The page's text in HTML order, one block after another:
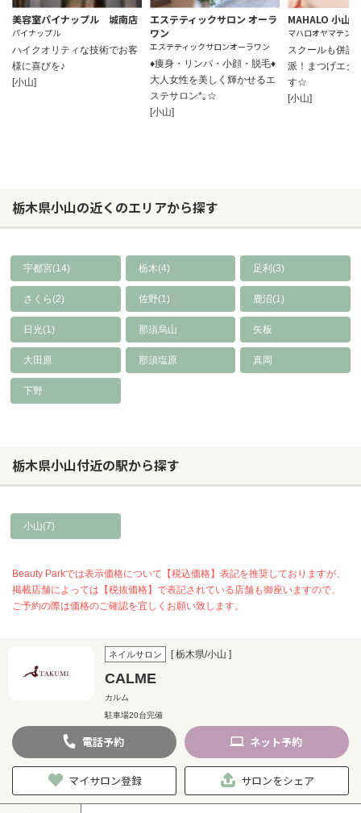
美容室パイナップル 城南店
パイナップル
ハイクオリティな技術でお客
様に喜びを♪
[小山]
エステティックサロン オーラ
ワン
エステティックサロンオーラワン
♦痩身・リンパ・小顔・脱毛♦
大人女性を美しく輝かせるエ
ステサロン*｡☆
[小山]
MAHALO 小山店
マハロオヤマテン
スクールも併設
派！まつげエク
す☆
[小山]
栃木県小山の近くのエリアから探す
宇都宮(14) 栃木(4) 足利(3)
さくら(2) 佐野(1) 鹿沼(1)
日光(1) 那須烏山 矢板
大田原 那須塩原 真岡
下野
栃木県小山付近の駅から探す
小山(7)
Beauty Parkでは表示価格について【税込価格】表記を推奨しておりますが、
掲載店舗によっては【税抜価格】で表記されている店舗も御座いますので、
ご予約の際は価格のご確認を宜しくお願い致します。
ネイルサロン [ 栃木県/小山 ]
CALME
カルム
駐車場20台完備
電話予約 ネット予約
マイサロン登録 サロンをシェア